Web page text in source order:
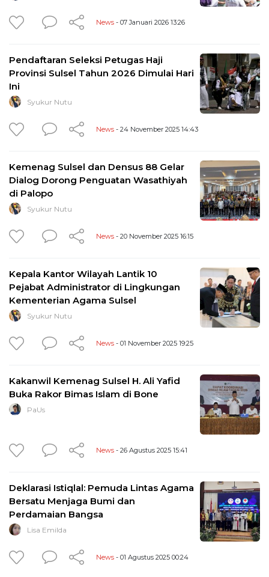
News - 07 Januari 2026 13:26
Pendaftaran Seleksi Petugas Haji
Provinsi Sulsel Tahun 2026 Dimulai Hari
Ini
Syukur Nutu
News - 24 November 2025 14:43
Kemenag Sulsel dan Densus 88 Gelar
Dialog Dorong Penguatan Wasathiyah
di Palopo
Syukur Nutu
News - 20 November 2025 16:15
Kepala Kantor Wilayah Lantik 10
Pejabat Administrator di Lingkungan
Kementerian Agama Sulsel
Syukur Nutu
News - 01 November 2025 19:25
Kakanwil Kemenag Sulsel H. Ali Yafid
Buka Rakor Bimas Islam di Bone
PaUs
News - 26 Agustus 2025 15:41
Deklarasi Istiqlal: Pemuda Lintas Agama
Bersatu Menjaga Bumi dan
Perdamaian Bangsa
Lisa Emilda
News - 01 Agustus 2025 00:24